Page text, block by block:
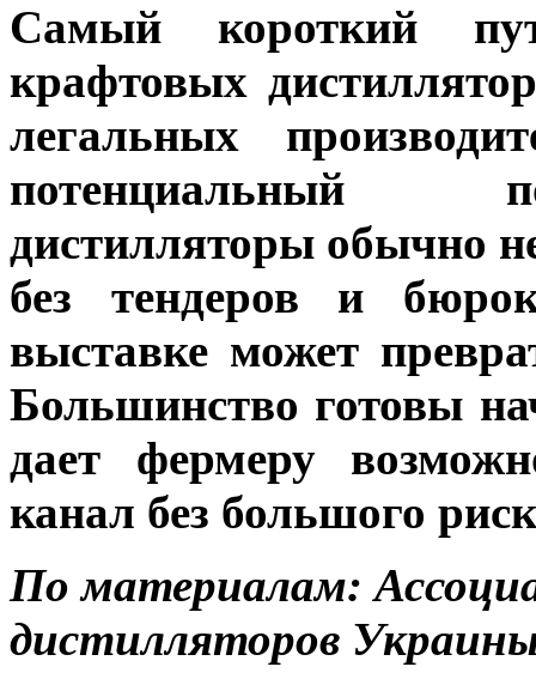
Самый короткий
крафтовых
легальных
потенциальный
дистилляторы обычно
без тендеров и
выставке может
Большинство готовы
дает фермеру
канал без большого
По материалам:
дистилляторов